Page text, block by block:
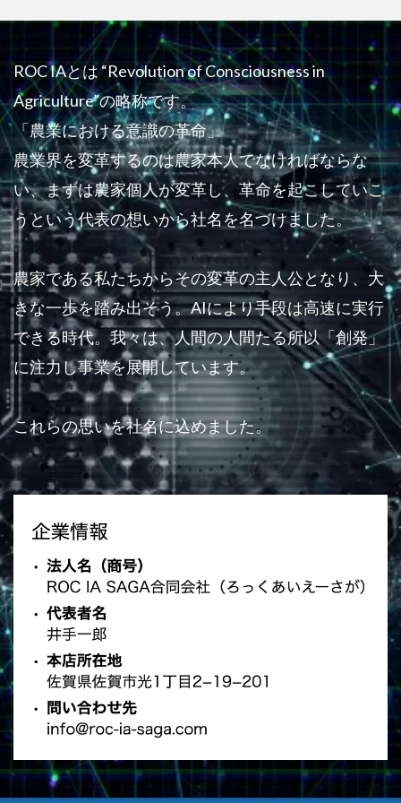
ROC IAとは “Revolution of Consciousness in
Agriculture”の略称です。
「農業における意識の革命」
農業界を変革するのは農家本人でなければならな
い、まずは農家個人が変革し、革命を起こしていこ
うという代表の想いから社名を名づけました。
農家である私たちからその変革の主人公となり、大
きな一歩を踏み出そう。AIにより手段は高速に実行
できる時代。我々は、人間の人間たる所以「創発」
に注力し事業を展開しています。
これらの思いを社名に込めました。